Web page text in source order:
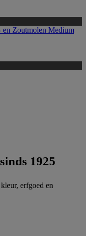
1925
erfgoed en